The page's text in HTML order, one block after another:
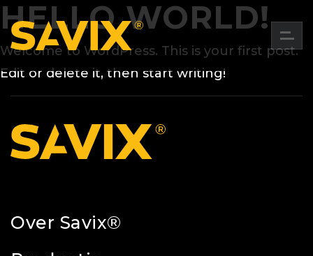
HELLO WORLD!
Welcome to WordPress. This is your first post.
Edit or delete it, then start writing!
Over Savix®